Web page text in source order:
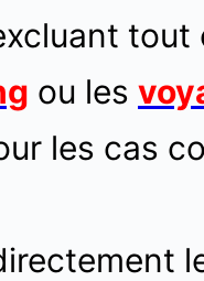
ou les
les cas